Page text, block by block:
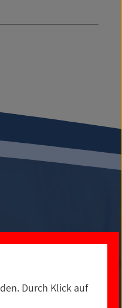
Durch Klick auf